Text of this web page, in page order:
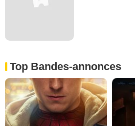
Top Bandes-annonces